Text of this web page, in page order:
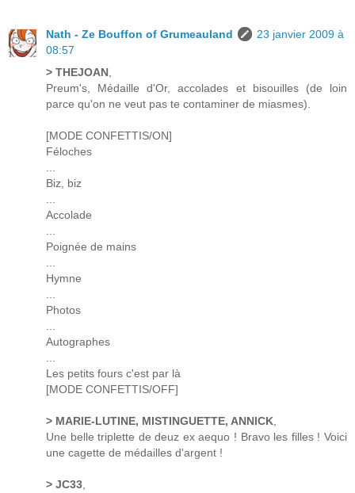
Nath - Ze Bouffon of Grumeauland
23 janvier 2009 à
08:57
> THEJOAN,
Preum's, Médaille d'Or, accolades et bisouilles (de loin
parce qu'on ne veut pas te contaminer de miasmes).
[MODE CONFETTIS/ON]
Féloches
...
Biz, biz
...
Accolade
...
Poignée de mains
...
Hymne
...
Photos
...
Autographes
...
Les petits fours c'est par là
[MODE CONFETTIS/OFF]
> MARIE-LUTINE, MISTINGUETTE, ANNICK,
Une belle triplette de deuz ex aequo ! Bravo les filles ! Voici
une cagette de médailles d'argent !
> JC33,